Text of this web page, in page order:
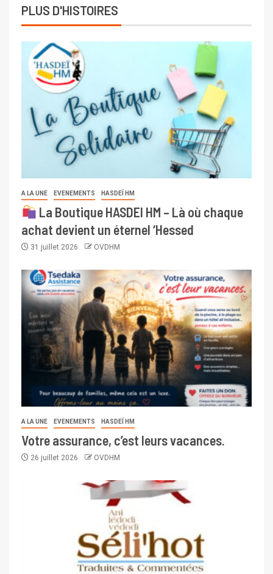
PLUS D'HISTOIRES
A LA UNE EVENEMENTS HASDEÏ HM
La Boutique HASDEI HM – Là où chaque
achat devient un éternel ‘Hessed
31 juillet 2026 OVDHM
A LA UNE EVENEMENTS HASDEÏ HM
Votre assurance, c’est leurs vacances.
26 juillet 2026 OVDHM